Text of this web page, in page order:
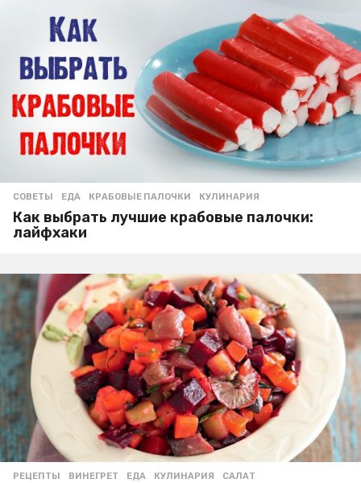
СОВЕТЫ ЕДА ,КРАБОВЫЕ ПАЛОЧКИ ,КУЛИНАРИЯ
Как выбрать лучшие крабовые палочки:
лайфхаки
РЕЦЕПТЫ ВИНЕГРЕТ ,ЕДА ,КУЛИНАРИЯ ,САЛАТ